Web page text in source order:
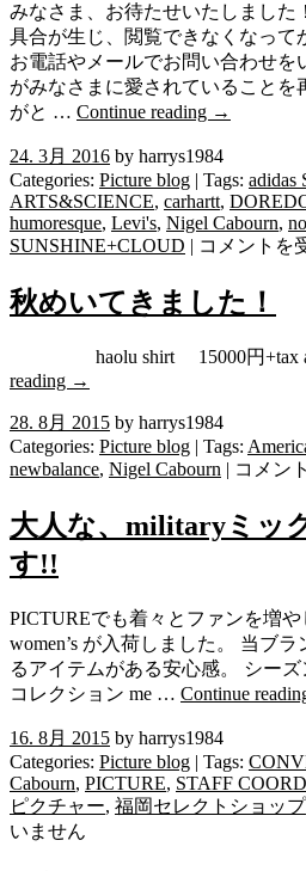
よ
い
よ
始
ま
り
ま
す！！
は
みなさま、お待たせいたしました
具合が生じ、閲覧できなくなって
お電話やメールでお問い合わせを
がみなさまに愛されていることを
がと … Continue reading →
24. 3月 2016 by harrys1984
Categories: Picture blog | Tags: adidas
ARTS&SCIENCE, carhartt,
humoresque, Levi's, Nigel Cabourn,
SUNSHINE+CLOUD | お
た
せ
た
ま
し
た！
コメントを
秋めいてきました！
haolu shirt 15000円+tax
reading →
28. 8月 2015 by harrys1984
Categories: Picture blog | Tags:
newbalance, Nigel Cabourn | 秋
い
て
し
た！
は
コメン
大人な、militaryミッ
す!!
PICTUREでも着々とファンを増や
women’s が入荷しました。 当ブ
るアイテムがある安心感。 シー
コレクション me … Continue
16. 8月 2015 by harrys1984
Categories: Picture blog | Tags:
Cabourn, PICTURE, STAFF
ピクチャー, 福岡セレクトショップ
いません